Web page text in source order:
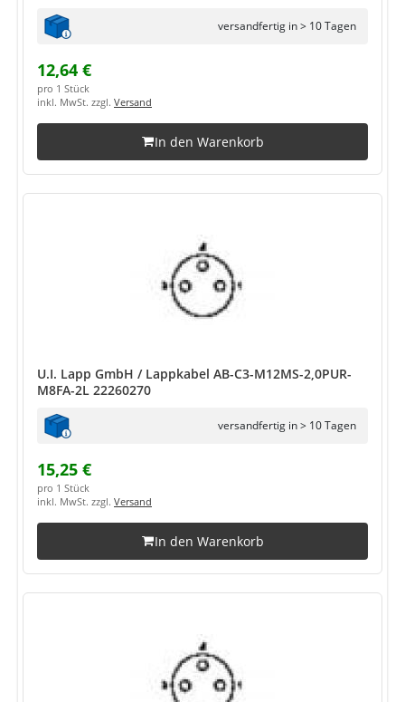
versandfertig in > 10 Tagen
12,64 €
pro 1 Stück
inkl. MwSt. zzgl. Versand
In den Warenkorb
U.I. Lapp GmbH / Lappkabel AB-C3-M12MS-2,0PUR-
M8FA-2L 22260270
versandfertig in > 10 Tagen
15,25 €
pro 1 Stück
inkl. MwSt. zzgl. Versand
In den Warenkorb